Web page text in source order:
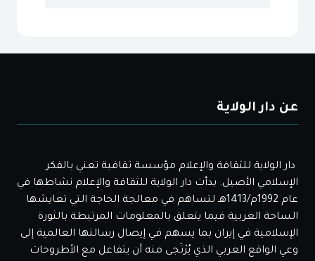
عن دار الولاية
دار الولاية للثقافة والإعلام مؤسسة ثقافية تعني بالفكر
الإسلامي الأصيل. بدأت دار الولاية للثقافة والإعلام نشاطها في
عام 1992م/1413هـ لتساهم في معالجة الحاجة التي تعايشها
الساحة العربية فيما يتعلق بالمعلومات المرتبطة بالثورة
الإسلامية في إيران بما يسهم في إيصال رسالتها العالمية إلى
وعي الواقع العربي الذي يُرْتَجى منه أن يتفاعل مع الأطروحات